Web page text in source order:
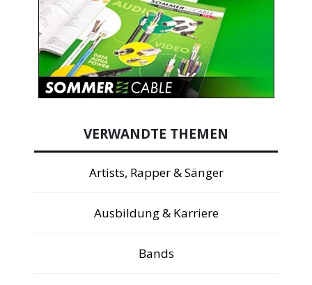
VERWANDTE THEMEN
Artists, Rapper & Sänger
Ausbildung & Karriere
Bands